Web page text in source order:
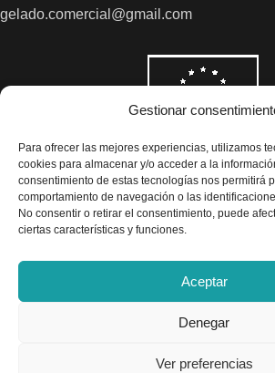
Gestionar
Para ofrecer las mejores experiencias, utilizamos
cookies para almacenar y/o acceder a la
consentimiento de estas tecnologías nos permitirá
comportamiento de navegación o las
No consentir o retirar el consentimiento, puede
ciertas características y funciones.
Aceptar
Denegar
Ver preferencias
gelado.comercial@gmail.com